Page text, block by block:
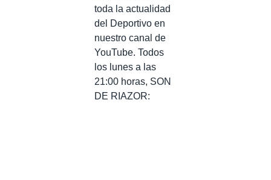
toda la actualidad
del Deportivo en
nuestro canal de
YouTube. Todos
los lunes a las
21:00 horas, SON
DE RIAZOR: